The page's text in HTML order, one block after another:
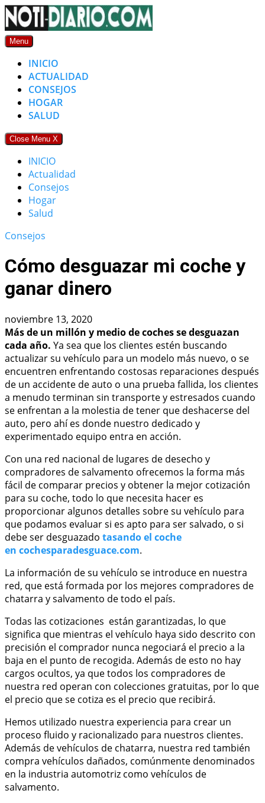
Skip
to
content
Menu
INICIO
ACTUALIDAD
CONSEJOS
HOGAR
SALUD
Close Menu X
INICIO
Actualidad
Consejos
Hogar
Salud
Consejos
Cómo desguazar mi coche y
ganar dinero
noviembre 13, 2020
Más de un millón y medio de coches se desguazan
cada año. Ya sea que los clientes estén buscando
actualizar su vehículo para un modelo más nuevo, o se
encuentren enfrentando costosas reparaciones después
de un accidente de auto o una prueba fallida, los clientes
a menudo terminan sin transporte y estresados cuando
se enfrentan a la molestia de tener que deshacerse del
auto, pero ahí es donde nuestro dedicado y
experimentado equipo entra en acción.
Con una red nacional de lugares de desecho y
compradores de salvamento ofrecemos la forma más
fácil de comparar precios y obtener la mejor cotización
para su coche, todo lo que necesita hacer es
proporcionar algunos detalles sobre su vehículo para
que podamos evaluar si es apto para ser salvado, o si
debe ser desguazado tasando el coche
en cochesparadesguace.com.
La información de su vehículo se introduce en nuestra
red, que está formada por los mejores compradores de
chatarra y salvamento de todo el país.
Todas las cotizaciones están garantizadas, lo que
significa que mientras el vehículo haya sido descrito con
precisión el comprador nunca negociará el precio a la
baja en el punto de recogida. Además de esto no hay
cargos ocultos, ya que todos los compradores de
nuestra red operan con colecciones gratuitas, por lo que
el precio que se cotiza es el precio que recibirá.
Hemos utilizado nuestra experiencia para crear un
proceso fluido y racionalizado para nuestros clientes.
Además de vehículos de chatarra, nuestra red también
compra vehículos dañados, comúnmente denominados
en la industria automotriz como vehículos de
salvamento.